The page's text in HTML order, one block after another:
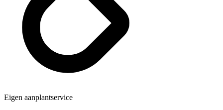
Eigen aanplantservice